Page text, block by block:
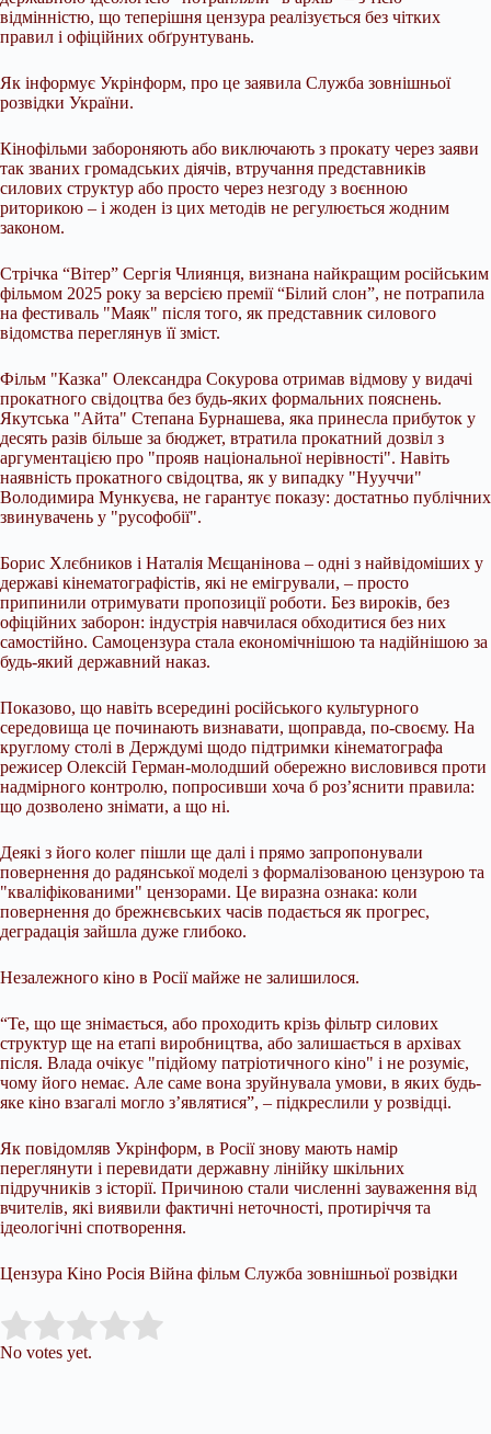
відмінністю, що теперішня цензура реалізується без чітких
правил і офіційних обґрунтувань.
Як інформує Укрінформ, про це заявила Служба зовнішньої
розвідки України.
Кінофільми забороняють або виключають з прокату через заяви
так званих громадських діячів, втручання представників
силових структур або просто через незгоду з воєнною
риторикою – і жоден із цих методів не регулюється жодним
законом.
Стрічка “Вітер” Сергія Члиянця, визнана найкращим російським
фільмом 2025 року за версією премії “Білий слон”, не потрапила
на фестиваль "Маяк" після того, як представник силового
відомства переглянув її зміст.
Фільм "Казка" Олександра Сокурова отримав відмову у видачі
прокатного свідоцтва без будь-яких формальних пояснень.
Якутська "Айта" Степана Бурнашева, яка принесла прибуток у
десять разів більше за бюджет, втратила прокатний дозвіл з
аргументацією про "прояв національної нерівності". Навіть
наявність прокатного свідоцтва, як у випадку "Нууччи"
Володимира Мункуєва, не гарантує показу: достатньо публічних
звинувачень у "русофобії".
Борис Хлєбников і Наталія Мєщанінова – одні з найвідоміших у
державі кінематографістів, які не емігрували, – просто
припинили отримувати пропозиції роботи. Без вироків, без
офіційних заборон: індустрія навчилася обходитися без них
самостійно. Самоцензура стала економічнішою та надійнішою за
будь-який державний наказ.
Показово, що навіть всередині російського культурного
середовища це починають визнавати, щоправда, по-своєму. На
круглому столі в Держдумі щодо підтримки кінематографа
режисер Олексій Герман-молодший обережно висловився проти
надмірного контролю, попросивши хоча б роз’яснити правила:
що дозволено знімати, а що ні.
Деякі з його колег пішли ще далі і прямо запропонували
повернення до радянської моделі з формалізованою цензурою та
"кваліфікованими" цензорами. Це виразна ознака: коли
повернення до брежнєвських часів подається як прогрес,
деградація зайшла дуже глибоко.
Незалежного кіно в Росії майже не залишилося.
“Те, що ще знімається, або проходить крізь фільтр силових
структур ще на етапі виробництва, або залишається в архівах
після. Влада очікує "підйому патріотичного кіно" і не розуміє,
чому його немає. Але саме вона зруйнувала умови, в яких будь-
яке кіно взагалі могло з’являтися”, – підкреслили у розвідці.
Як повідомляв Укрінформ, в Росії знову мають намір
переглянути і перевидати державну лінійку шкільних
підручників з історії. Причиною стали численні зауваження від
вчителів, які виявили фактичні неточності, протиріччя та
ідеологічні спотворення.
Цензура Кіно Росія Війна фільм Служба зовнішньої розвідки
Rate this item:
No votes yet.